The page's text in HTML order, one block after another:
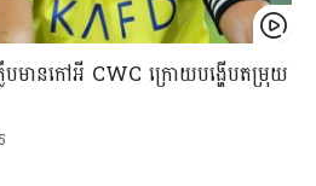
មានកៅអី CWC ក្រោយបង្ហើបតម្រុយ